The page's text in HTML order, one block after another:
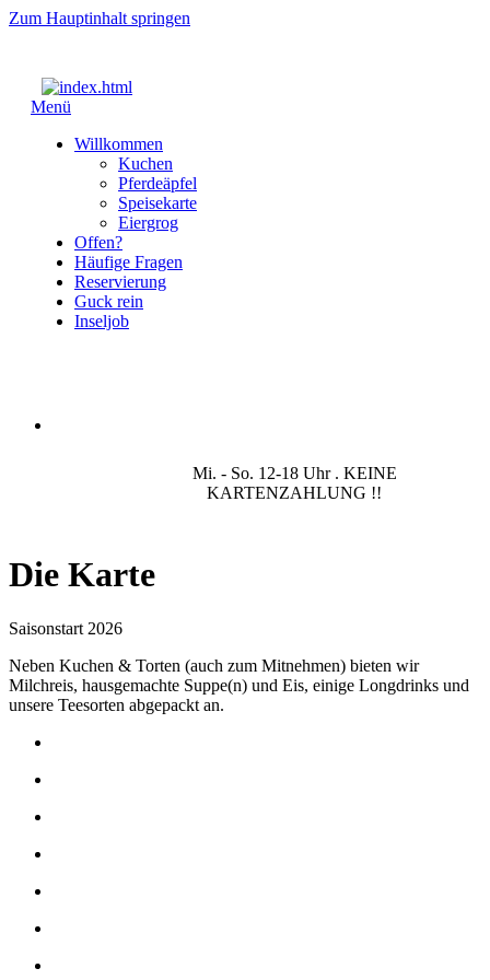
Zum Hauptinhalt springen
Menü
Willkommen
Kuchen
Pferdeäpfel
Speisekarte
Eiergrog
Offen?
Häufige Fragen
Reservierung
Guck rein
Inseljob
Mi. - So. 12-18 Uhr . KEINE
KARTENZAHLUNG !!
Die Karte
Saisonstart 2026
Neben Kuchen & Torten (auch zum Mitnehmen) bieten wir
Milchreis, hausgemachte Suppe(n) und Eis, einige Longdrinks und
unsere Teesorten abgepackt an.